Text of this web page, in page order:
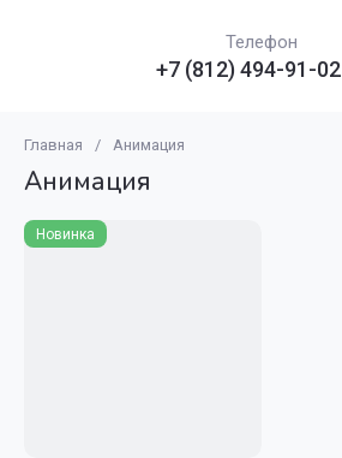
Телефон
+7 (812) 494-91-02
Главная / Анимация
Анимация
Новинка